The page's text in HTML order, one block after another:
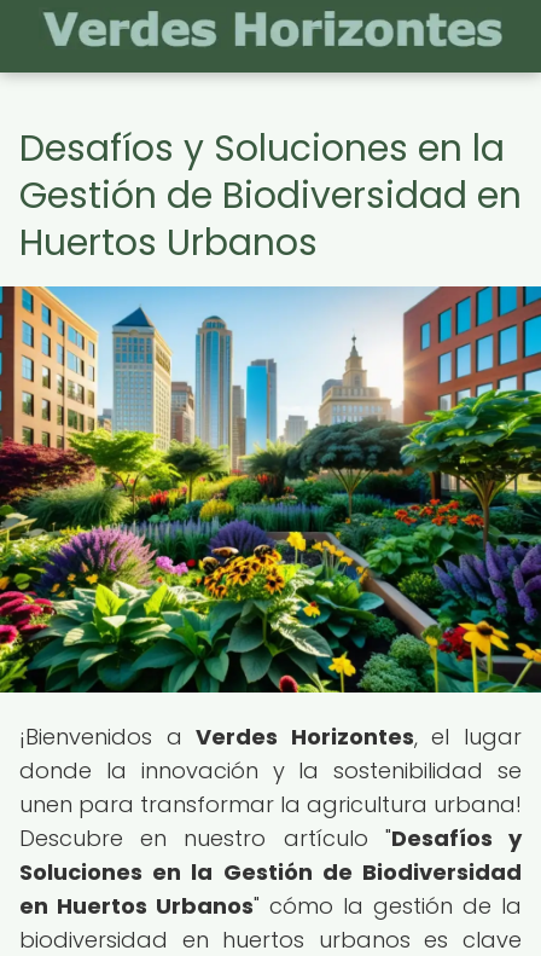
Desafíos y Soluciones en la
Gestión de Biodiversidad en
Huertos Urbanos
¡Bienvenidos aVerdes Horizontes, el lugar
donde la innovación y la sostenibilidad se
unen para transformar la agricultura urbana!
Descubre en nuestro artículo "Desafíos y
Soluciones en la Gestión de Biodiversidad
en Huertos Urbanos" cómo la gestión de la
biodiversidad en huertos urbanos es clave